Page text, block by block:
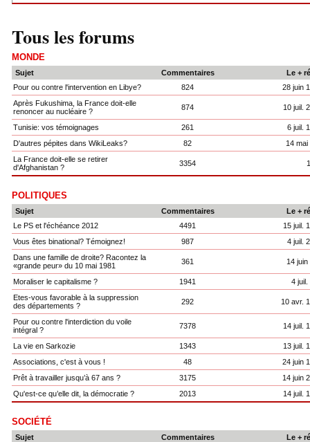
Tous les forums
MONDE
Sujet Commentaires
Le +
Pour ou contre l'intervention en Libye?
824
28 juin
Après Fukushima, la France doit-elle
renoncer au nucléaire ?
874 10 juil.
Tunisie: vos témoignages 261
6 juil.
D'autres pépites dans WikiLeaks?
82
14 mai
La France doit-elle se retirer
d'Afghanistan ?
3354
POLITIQUES
Sujet Commentaires
Le +
Le PS et l'échéance 2012
4491
15 juil.
Vous êtes binational? Témoignez!
987
4 juil.
Dans une famille de droite? Racontez la
«grande peur» du 10 mai 1981
361 14 juin
Moraliser le capitalisme ? 1941
4 juil.
Etes-vous favorable à la suppression
des départements ?
292 10 avr.
Pour ou contre l'interdiction du voile
intégral ?
7378 14 juil.
La vie en Sarkozie 1343
13 juil.
Associations, c'est à vous !
48
24 juin
Prêt à travailler jusqu’à 67 ans ?
3175
14 juin
Qu'est-ce qu’elle dit, la démocratie ?
2013 14 juil.
SOCIÉTÉ
Sujet Commentaires
Le +